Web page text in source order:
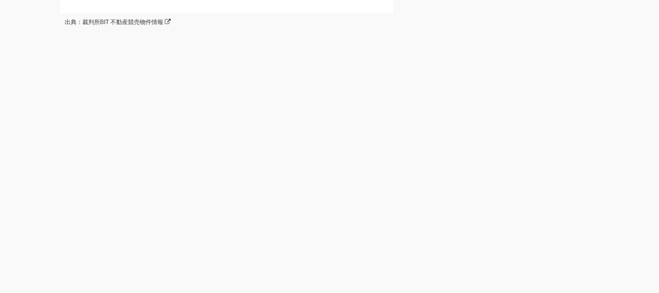
出典：裁判所BIT 不動産競売物件情報